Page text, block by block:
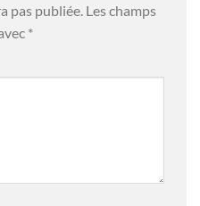
pas publiée. Les champs
*